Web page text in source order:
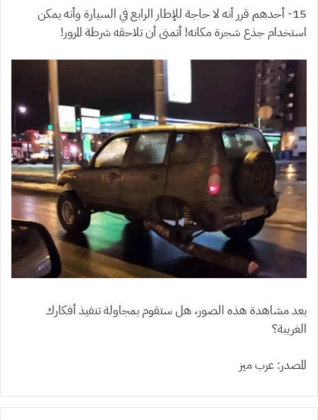
15- أحدهم قرر أنه لا حاجة للإطار الرابع في السيارة وأنه يمكن
استخدام جذع شجرة مكانه! أتمنى أن تلاحقه شرطة المرور!
بعد مشاهدة هذه الصور، هل ستقوم بمجاولة تنفيذ أفكارك
الغريبة؟
المصدر: عرب ميز